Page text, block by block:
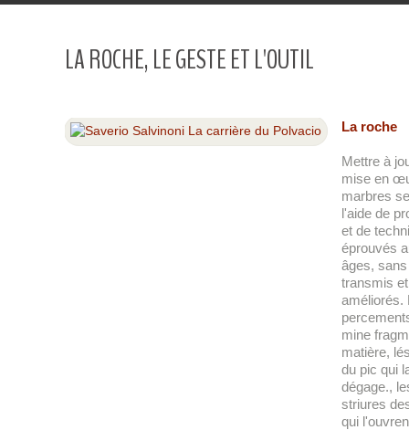
LA ROCHE, LE GESTE ET L'OUTIL
La roche
Mettre à
mise en
marbres
l'aide de
et de
éprouvés
âges,
transmis et
améliorés.
mine
matière,
du pic qui
dégage.,
striures
qui